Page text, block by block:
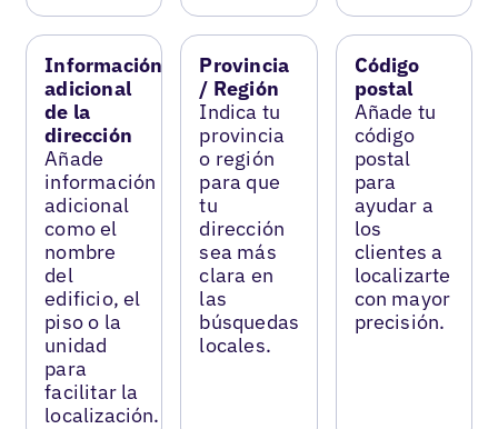
Información
adicional
de la
dirección
Añade
información
adicional
como el
nombre
del
edificio, el
piso o la
unidad
para
facilitar la
localización.
Provincia
/ Región
Indica tu
provincia
o región
para que
tu
dirección
sea más
clara en
las
búsquedas
locales.
Código
postal
Añade tu
código
postal
para
ayudar a
los
clientes a
localizarte
con mayor
precisión.